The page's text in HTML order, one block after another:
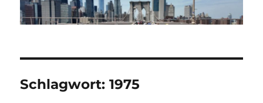
Schlagwort:1975